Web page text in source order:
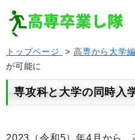
トップページ >高専から大学
が可能に
専攻科と大学の同時入
2023（令和5）年4月から